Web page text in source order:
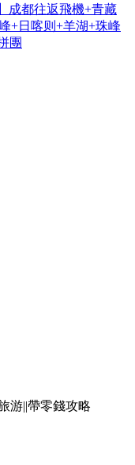
成都往返飛機+青藏
+日喀则+羊湖+珠峰
團
游||帶零錢攻略